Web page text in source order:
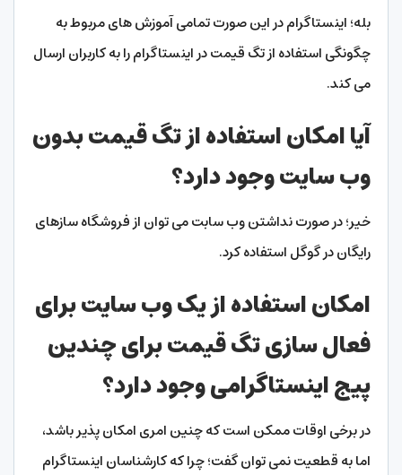
بله؛ اینستاگرام در این صورت تمامی آموزش های مربوط به
چگونگی استفاده از تگ قیمت در اینستاگرام را به کاربران ارسال
می کند.
آیا امکان استفاده از تگ قیمت بدون
وب سایت وجود دارد؟
خیر؛ در صورت نداشتن وب سابت می توان از فروشگاه سازهای
رایگان در گوگل استفاده کرد.
امکان استفاده از یک وب سایت برای
فعال سازی تگ قیمت برای چندین
پیج اینستاگرامی وجود دارد؟
در برخی اوقات ممکن است که چنین امری امکان پذیر باشد،
اما به قطعیت نمی توان گفت؛ چرا که کارشناسان اینستاگرام